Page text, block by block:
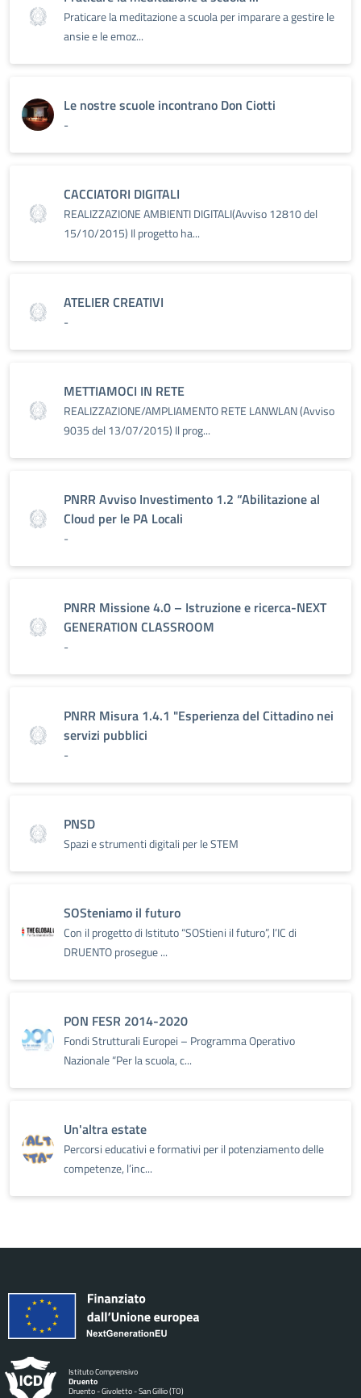
Praticare la meditazione a scuola per imparare a gestire le
ansie e le emoz...
Le nostre scuole incontrano Don Ciotti
-
CACCIATORI DIGITALI
REALIZZAZIONE AMBIENTI DIGITALI(Avviso 12810 del
15/10/2015) Il progetto ha...
ATELIER CREATIVI
-
METTIAMOCI IN RETE
REALIZZAZIONE/AMPLIAMENTO RETE LANWLAN (Avviso
9035 del 13/07/2015) Il prog...
PNRR Avviso Investimento 1.2 “Abilitazione al
Cloud per le PA Locali
-
PNRR Missione 4.0 – Istruzione e ricerca-NEXT
GENERATION CLASSROOM
-
PNRR Misura 1.4.1 "Esperienza del Cittadino nei
servizi pubblici
-
PNSD
Spazi e strumenti digitali per le STEM
SOSteniamo il futuro
Con il progetto di Istituto “SOStieni il futuro”, l’IC di
DRUENTO prosegue ...
PON FESR 2014-2020
Fondi Strutturali Europei – Programma Operativo
Nazionale “Per la scuola, c...
Un'altra estate
Percorsi educativi e formativi per il potenziamento delle
competenze, l’inc...
Istituto Comprensivo
Druento
Druento - Givoletto - San Gillio (TO)